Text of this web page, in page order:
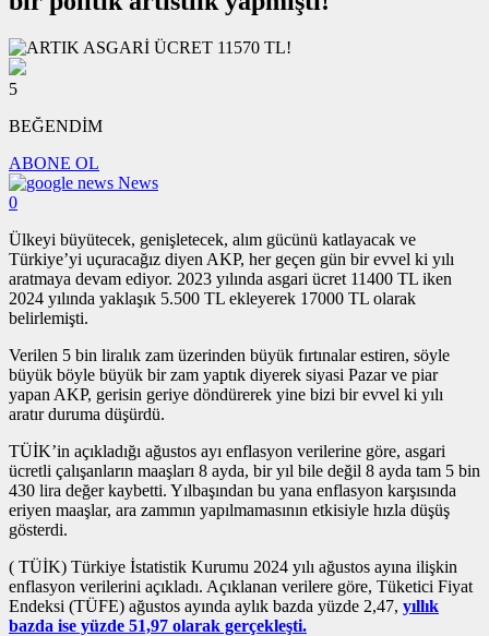
5
BEĞENDİM
ABONE OL
News
0
Ülkeyi büyütecek, genişletecek, alım gücünü katlayacak ve
Türkiye’yi uçuracağız diyen AKP, her geçen gün bir evvel ki yılı
aratmaya devam ediyor. 2023 yılında asgari ücret 11400 TL iken
2024 yılında yaklaşık 5.500 TL ekleyerek 17000 TL olarak
belirlemişti.
Verilen 5 bin liralık zam üzerinden büyük fırtınalar estiren, söyle
büyük böyle büyük bir zam yaptık diyerek siyasi Pazar ve piar
yapan AKP, gerisin geriye döndürerek yine bizi bir evvel ki yılı
aratır duruma düşürdü.
TÜİK’in açıkladığı ağustos ayı enflasyon verilerine göre, asgari
ücretli çalışanların maaşları 8 ayda, bir yıl bile değil 8 ayda tam 5 bin
430 lira değer kaybetti. Yılbaşından bu yana enflasyon karşısında
eriyen maaşlar, ara zammın yapılmamasının etkisiyle hızla düşüş
gösterdi.
( TÜİK) Türkiye İstatistik Kurumu 2024 yılı ağustos ayına ilişkin
enflasyon verilerini açıkladı. Açıklanan verilere göre, Tüketici Fiyat
Endeksi (TÜFE) ağustos ayında aylık bazda yüzde 2,47, yıllık
bazda ise yüzde 51,97 olarak gerçekleşti.